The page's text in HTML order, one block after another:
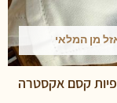
אקסטרה